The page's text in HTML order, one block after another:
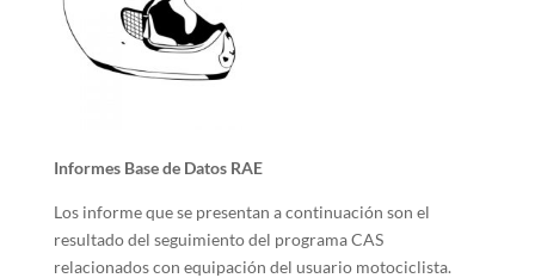
Informes Base de Datos RAE
Los informe que se presentan a continuación son el
resultado del seguimiento del programa CAS
relacionados con equipación del usuario motociclista.